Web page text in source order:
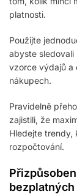
platnosti.
Použijte
abyste sledovali
vzorce výdajů a
nákupech.
Pravidelně
zajistili, že
Hledejte trendy,
rozpočtování.